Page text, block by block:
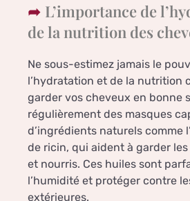
L’importance de
de la nutrition des
Ne sous-estimez jamais le
l’hydratation et de la nutrition
garder vos cheveux en bonne
régulièrement des masques
d’ingrédients naturels comme
de ricin, qui aident à garder
et nourris. Ces huiles sont
l’humidité et protéger contre
extérieures.